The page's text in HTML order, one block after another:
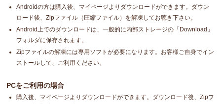
Androidの方は購入後、マイページよりダウンロードができます。ダウン
ロード後、Zipファイル（圧縮ファイル）を解凍してお聴き下さい。
Android上でのダウンロードは、一般的に内部ストレージの「Download」
フォルダに保存されます。
Zipファイルの解凍には専用ソフトが必要になります。お客様ご自身でイン
ストールして、ご利用ください。
PCをご利用の場合
購入後、マイページよりダウンロードができます。ダウンロード後、Zipフ